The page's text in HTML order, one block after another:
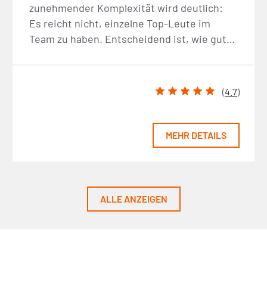
zunehmender Komplexität wird deutlich:
Es reicht nicht, einzelne Top-Leute im
Team zu haben. Entscheidend ist, wie gut…
(4.7)
MEHR DETAILS
ALLE ANZEIGEN